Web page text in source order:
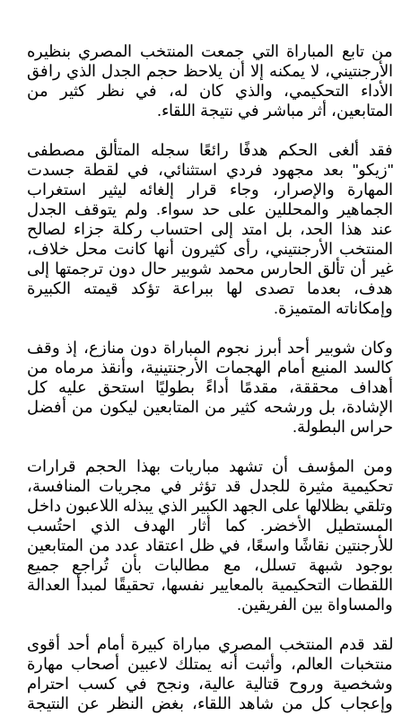
من تابع المباراة التي جمعت المنتخب المصري بنظيره
الأرجنتيني، لا يمكنه إلا أن يلاحظ حجم الجدل الذي رافق
الأداء التحكيمي، والذي كان له، في نظر كثير من
المتابعين، أثر مباشر في نتيجة اللقاء.
فقد ألغى الحكم هدفًا رائعًا سجله المتألق مصطفى
"زيكو" بعد مجهود فردي استثنائي، في لقطة جسدت
المهارة والإصرار، وجاء قرار إلغائه ليثير استغراب
الجماهير والمحللين على حد سواء. ولم يتوقف الجدل
عند هذا الحد، بل امتد إلى احتساب ركلة جزاء لصالح
المنتخب الأرجنتيني، رأى كثيرون أنها كانت محل خلاف،
غير أن تألق الحارس محمد شوبير حال دون ترجمتها إلى
هدف، بعدما تصدى لها ببراعة تؤكد قيمته الكبيرة
وإمكاناته المتميزة.
وكان شوبير أحد أبرز نجوم المباراة دون منازع، إذ وقف
كالسد المنيع أمام الهجمات الأرجنتينية، وأنقذ مرماه من
أهداف محققة، مقدمًا أداءً بطوليًا استحق عليه كل
الإشادة، بل ورشحه كثير من المتابعين ليكون من أفضل
حراس البطولة.
ومن المؤسف أن تشهد مباريات بهذا الحجم قرارات
تحكيمية مثيرة للجدل قد تؤثر في مجريات المنافسة،
وتلقي بظلالها على الجهد الكبير الذي يبذله اللاعبون داخل
المستطيل الأخضر. كما أثار الهدف الذي احتُسب
للأرجنتين نقاشًا واسعًا، في ظل اعتقاد عدد من المتابعين
بوجود شبهة تسلل، مع مطالبات بأن تُراجع جميع
اللقطات التحكيمية بالمعايير نفسها، تحقيقًا لمبدأ العدالة
والمساواة بين الفريقين.
لقد قدم المنتخب المصري مباراة كبيرة أمام أحد أقوى
منتخبات العالم، وأثبت أنه يمتلك لاعبين أصحاب مهارة
وشخصية وروح قتالية عالية، ونجح في كسب احترام
وإعجاب كل من شاهد اللقاء، بغض النظر عن النتيجة